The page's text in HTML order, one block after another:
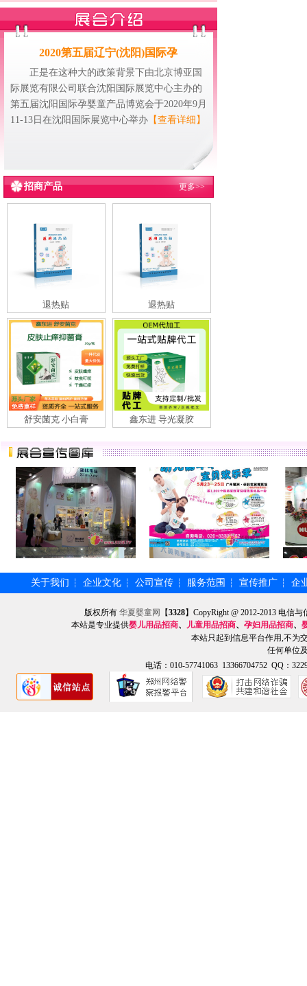
2020第五届辽宁(沈阳)国际孕
正是在这种大的政策背景下由北京博亚国
际展览有限公司联合沈阳国际展览中心主办的
第五届沈阳国际孕婴童产品博览会于2020年9月
11-13日在沈阳国际展览中心举办 【查看详细】
招商产品 更多>>
退热贴 退热贴
舒安菌克 小白膏 鑫东进 导光凝胶
关于我们 ┆ 企业文化 ┆ 公司宣传 ┆ 服务范围 ┆ 宣传推广 ┆ 企
版权所有华夏婴童网 【3328】CopyRight @ 2012-2013 电信
本站是专业提供婴儿用品招商、 儿童用品招商、 孕妇用品招商、
本站只起到信息平台作用,不为
任何单位
电话：010-57741063 13366704752 QQ：